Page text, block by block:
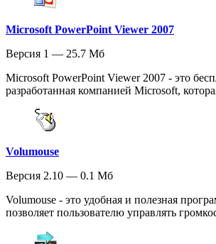
Microsoft PowerPoint Viewer 2007
Версия 1 — 25.7 Мб
Microsoft PowerPoint Viewer 2007 - это
разработанная компанией Microsoft,
Volumouse
Версия 2.10 — 0.1 Мб
Volumouse - это удобная и полезная
позволяет пользователю управлять